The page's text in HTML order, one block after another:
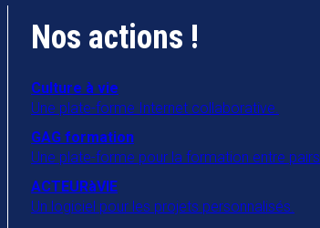
Nos actions !
Culture à vie
Une plate-forme Internet collaborative.
GAG formation
Une plate-forme pour la formation entre pairs
ACTEURàVIE
Un logiciel pour les projets personnalisés.